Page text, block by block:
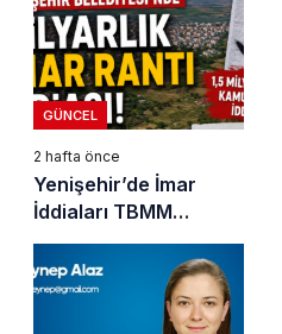
GÜNCEL
2 hafta önce
Yenişehir’de İmar
İddiaları TBMM
Gündeminde